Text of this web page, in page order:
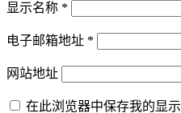
显示名称 *
电子邮箱地址 *
网站地址
在此浏览器中保存我的显